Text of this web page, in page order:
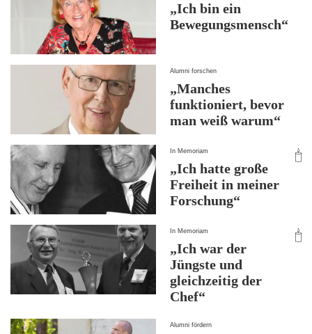
„Ich bin ein
Bewegungsmensch“
Alumni forschen
„Manches
funktioniert, bevor
man weiß warum“
In Memoriam
„Ich hatte große
Freiheit in meiner
Forschung“
In Memoriam
„Ich war der
Jüngste und
gleichzeitig der
Chef“
Alumni fördern